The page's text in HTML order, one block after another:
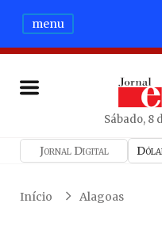
menu
Sábado, 8
Jornal Digital
Início Alagoas